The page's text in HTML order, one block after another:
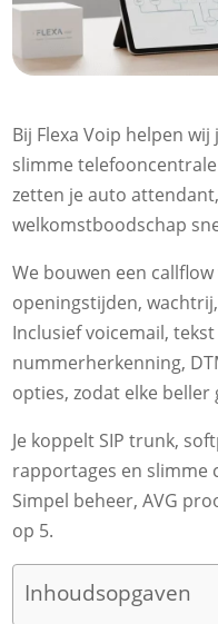
Bij Flexa Voip helpen
slimme
zetten je auto
welkomstboodschap
We bouwen een
openingstijden,
Inclusief voicemail,
nummerherkenning,
opties, zodat elke
Je koppelt SIP trunk,
rapportages en slimme
Simpel beheer, AVG
op 5.
Inhoudsopgaven